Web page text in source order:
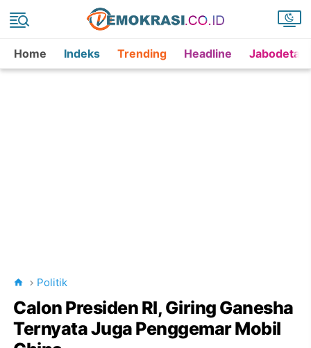
Home Indeks Trending Headline
Politik
Calon Presiden RI, Giring Ganesha
Ternyata Juga Penggemar Mobil